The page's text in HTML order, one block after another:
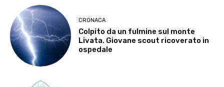
CRONACA
Colpito da un fulmine sul monte
Livata. Giovane scout ricoverato in
ospedale